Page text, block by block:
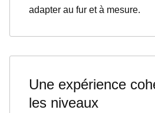
adapter au fur et à mesure.
Une expérience
les niveaux